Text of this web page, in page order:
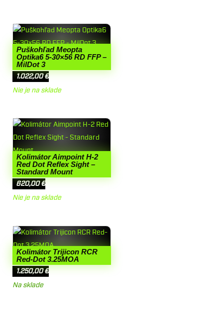
Puškohľad Meopta
Optika6 5-30×56 RD FFP –
MilDot 3
1.022,00€
Nie je na sklade
Kolimátor Aimpoint H-2
Red Dot Reflex Sight –
Standard Mount
620,00€
Nie je na sklade
Kolimátor Trijicon RCR
Red-Dot 3.25MOA
1.250,00€
Na sklade